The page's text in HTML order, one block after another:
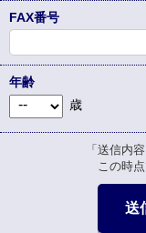
FAX番号
年齢
歳
「送信内
この時
送